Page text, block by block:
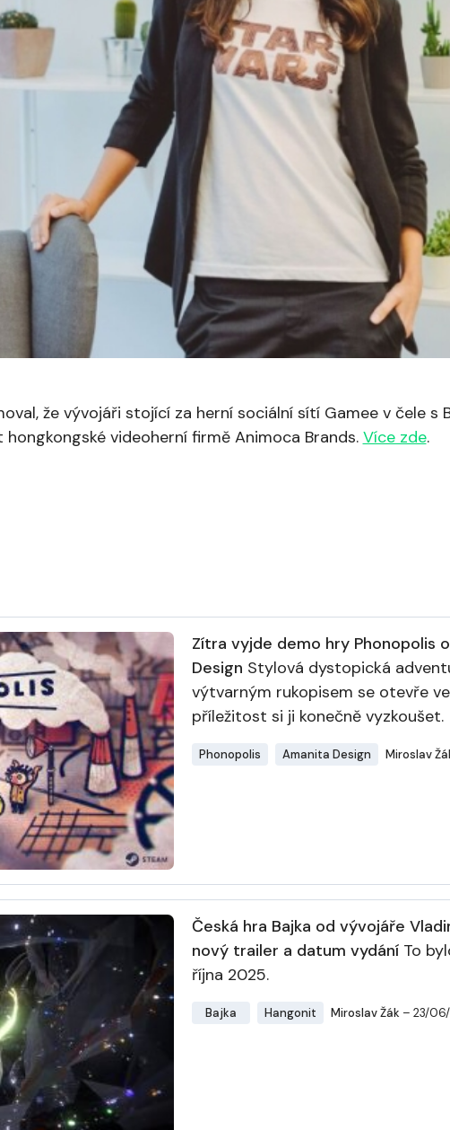
že vývojáři stojící za herní sociální sítí Gamee v čele s
videoherní firmě Animoca Brands. Více zde.
Zítra vyjde demo hry Phonopolis
Design Stylová dystopická
výtvarným rukopisem se otevře
příležitost si ji konečně vyzkoušet.
Phonopolis Amanita Design Miroslav
Česká hra Bajka od vývojáře
nový trailer a datum vydání To
října 2025.
Bajka Hangonit Miroslav Žák – 23/